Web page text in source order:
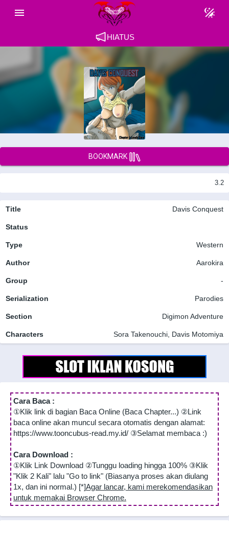
HIATUS
BOOKMARK
3.2
Title Davis Conquest
Status
Type Western
Author Aarokira
Group -
Serialization Parodies
Section Digimon Adventure
Characters Sora Takenouchi, Davis Motomiya
Cara Baca :
①Klik link di bagian Baca Online (Baca Chapter...) ②Link
baca online akan muncul secara otomatis dengan alamat:
https://www.tooncubus-read.my.id/ ③Selamat membaca :)
Cara Download :
①Klik Link Download ②Tunggu loading hingga 100% ③Klik
"Klik 2 Kali" lalu "Go to link" (Biasanya proses akan diulang
1x, dan ini normal.) [*]Agar lancar, kami merekomendasikan
untuk memakai Browser Chrome.